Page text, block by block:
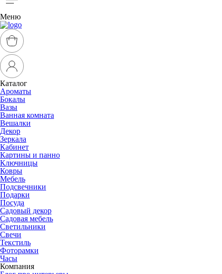
Меню
Каталог
Ароматы
Бокалы
Вазы
Ванная комната
Вешалки
Декор
Зеркала
Кабинет
Картины и панно
Ключницы
Ковры
Мебель
Подсвечники
Подарки
Посуда
Садовый декор
Садовая мебель
Светильники
Свечи
Текстиль
Фоторамки
Часы
Компания